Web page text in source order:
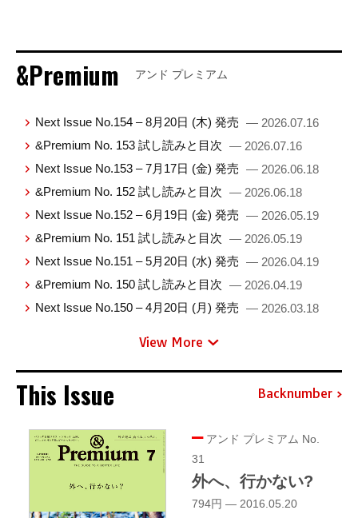
&Premium アンド プレミアム
Next Issue No.154 – 8月20日 (木) 発売 — 2026.07.16
&Premium No. 153 試し読みと目次 — 2026.07.16
Next Issue No.153 – 7月17日 (金) 発売 — 2026.06.18
&Premium No. 152 試し読みと目次 — 2026.06.18
Next Issue No.152 – 6月19日 (金) 発売 — 2026.05.19
&Premium No. 151 試し読みと目次 — 2026.05.19
Next Issue No.151 – 5月20日 (水) 発売 — 2026.04.19
&Premium No. 150 試し読みと目次 — 2026.04.19
Next Issue No.150 – 4月20日 (月) 発売 — 2026.03.18
View More
This Issue Backnumber
アンド プレミアム No.
31
外へ、行かない?
794円 — 2016.05.20